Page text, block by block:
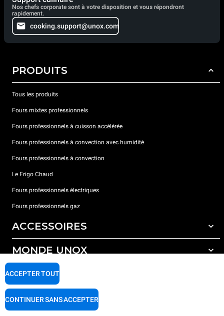
Nos chefs corporate sont à votre disposition et vous répondront
rapidement.
cooking.support@unox.com
PRODUITS
Tous les produits
Fours mixtes professionnels
Fours professionnels à cuisson accélérée
Fours professionnels à convection avec humidité
Fours professionnels à convection
Le Frigo Chaud
Fours professionnels électriques
Fours professionnels gaz
ACCESSOIRES
Tous les accessoires
Détergents pour lavage automatique
Détergents pour lavage manuel
Traitement de l'eau avec filtres à résine
MONDE UNOX
Nos bureaux dans le monde
SUPPORT
Garantie Unox
ACCEPTER TOUT
CONTINUER SANS ACCEPTER